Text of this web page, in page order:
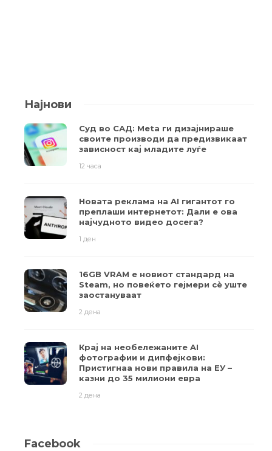
Најнови
Суд во САД: Meta ги дизајнираше
своите производи да предизвикаат
зависност кај младите луѓе
12 часа
Новата реклама на AI гигантот го
преплаши интернетот: Дали е ова
најчудното видео досега?
1 ден
16GB VRAM е новиот стандард на
Steam, но повеќето гејмери ​​сè уште
заостануваат
2 дена
Крај на необележаните AI
фотографии и дипфејкови:
Пристигнаа нови правила на ЕУ –
казни до 35 милиони евра
2 дена
Facebook